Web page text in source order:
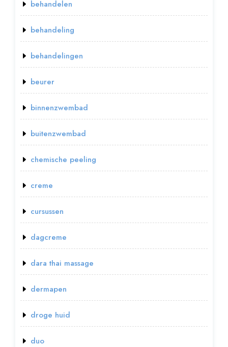
behandelen
behandeling
behandelingen
beurer
binnenzwembad
buitenzwembad
chemische peeling
creme
cursussen
dagcreme
dara thai massage
dermapen
droge huid
duo